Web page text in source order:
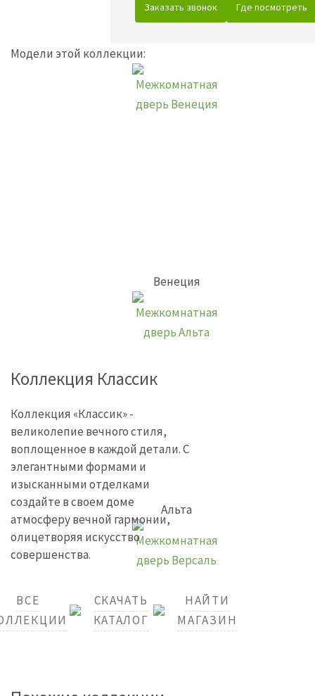
Заказать звонок Где посмотреть
Модели этой коллекции:
Венеция
Альта
Коллекция Классик
Коллекция «Классик» -
великолепие вечного стиля,
воплощенное в каждой детали. С
элегантными формами и
изысканными отделками
создайте в своем доме
атмосферу вечной гармонии,
олицетворяя искусство
совершенства.
ВСЕ
СКАЧАТЬ
КАТАЛОГ
НАЙТИ
МАГАЗИН